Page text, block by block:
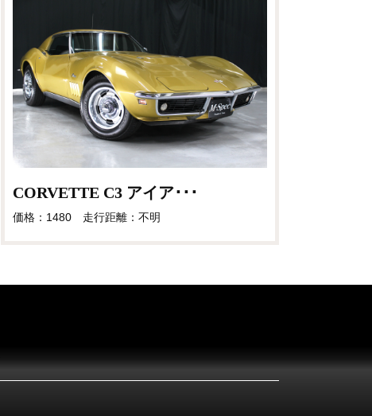
CORVETTE C3 アイア･･･
価格：1480 走行距離：不明